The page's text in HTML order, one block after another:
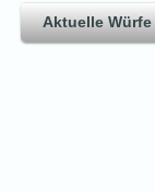
Aktuelle Würfe